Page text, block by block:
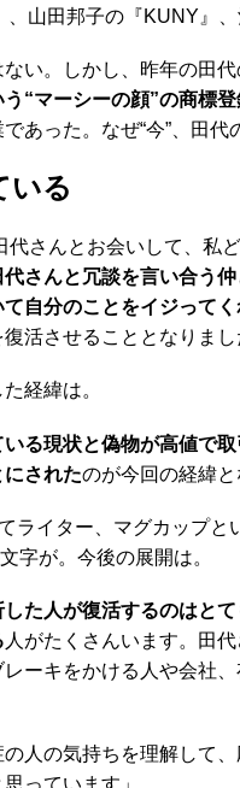
、山田邦子の『KUNY
い。しかし、昨年の田代
“マーシーの顔”の商標
あった。なぜ“今”、田
いる
代さんとお会いして、
代さんと冗談を言い合う
自分のことをイジってく
活させることとなりま
経緯は。
る現状と偽物が高値で
されたのが今回の経緯と
イター、マグカップと
字が。今後の展開は。
た人が復活するのはと
人がたくさんいます。田
ーキをかける人や会社
人の気持ちを理解して